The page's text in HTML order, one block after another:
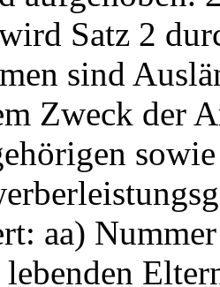
Satz 2
sind
Zweck der
aa)